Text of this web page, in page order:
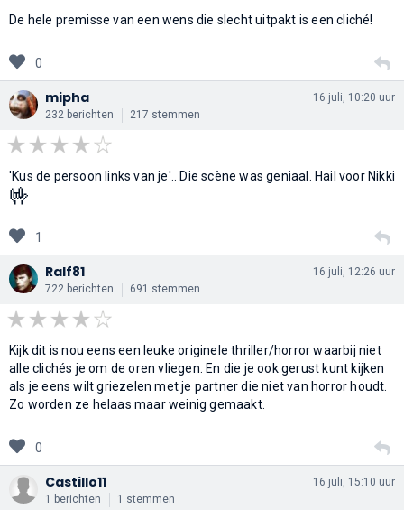
De hele premisse van een wens die slecht uitpakt is een cliché!
0
mipha
232 berichten 217 stemmen
16 juli, 10:20 uur
'Kus de persoon links van je'.. Die scène was geniaal. Hail voor Nikki
🤟
1
Ralf81
722 berichten 691 stemmen
16 juli, 12:26 uur
Kijk dit is nou eens een leuke originele thriller/horror waarbij niet
alle clichés je om de oren vliegen. En die je ook gerust kunt kijken
als je eens wilt griezelen met je partner die niet van horror houdt.
Zo worden ze helaas maar weinig gemaakt.
0
Castillo11
1 berichten 1 stemmen
16 juli, 15:10 uur